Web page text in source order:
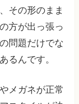
その形のまま
方が出っ張っ
問題だけでな
るんです。
メガネが正常